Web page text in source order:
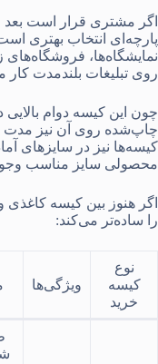
اگر مشتری قرار است بعد
پارچه‌ای انتخاب بهتری
نمایشگاه‌ها، فروشگاه‌های
روی تبلیغات بلندمدت
چون این کیسه دوام
چاپ‌شده روی آن نیز مدت
کیسه‌ها نیز در سایزهای
محصولی سایز مناسب
اگر هنوز بین کیسه کاغذی
را ساده‌تر می‌کند:
نوع
کیسه
خرید
ویژگی‌ها